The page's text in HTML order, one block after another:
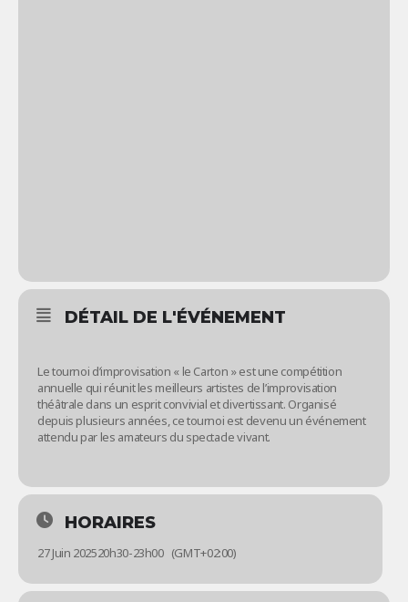
DÉTAIL DE L'ÉVÉNEMENT
Le tournoi d’improvisation « le Carton » est une compétition
annuelle qui réunit les meilleurs artistes de l’improvisation
théâtrale dans un esprit convivial et divertissant. Organisé
depuis plusieurs années, ce tournoi est devenu un événement
attendu par les amateurs du spectacle vivant.
HORAIRES
27 Juin 202520h30-23h00 (GMT+02:00)